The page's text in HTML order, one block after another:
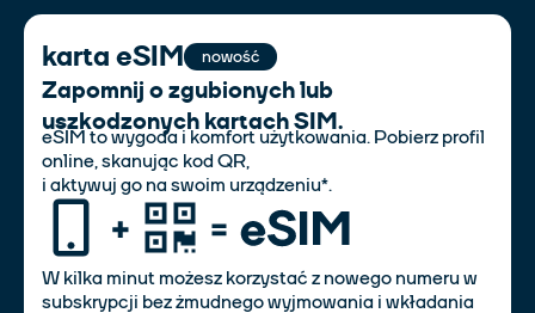
karta eSIM nowość
Zapomnij o zgubionych lub
uszkodzonych kartach SIM.
eSIM to wygoda i komfort użytkowania. Pobierz profil
online, skanując kod QR,
i aktywuj go na swoim urządzeniu*.
W kilka minut możesz korzystać z nowego numeru w
subskrypcji bez żmudnego wyjmowania i wkładania